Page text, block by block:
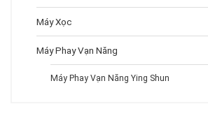
Máy Xọc
Máy Phay Vạn Năng
Máy Phay Vạn Năng Ying Shun